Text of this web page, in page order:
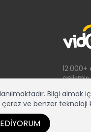
gelişmiş
Bilgi almak
ve benzer teknoloji